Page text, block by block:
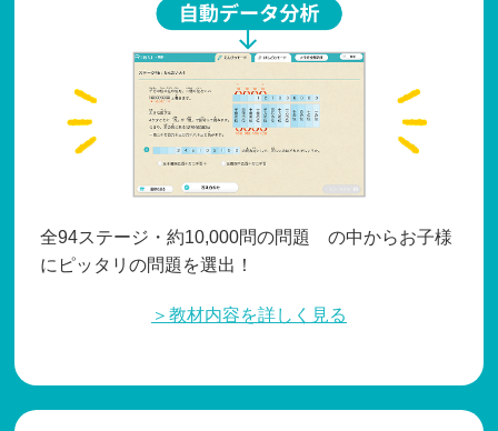
全94ステージ・約10,000問の問題 の中からお子様
にピッタリの問題を選出！
＞教材内容を詳しく見る